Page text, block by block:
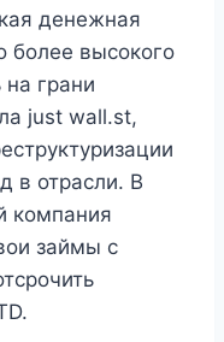
денежная
более высокого
на грани
just wall.st,
в отрасли. В
компания
займы с